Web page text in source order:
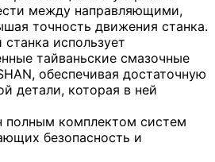
между направляющими,
точность движения станка.
использует
тайваньские смазочные
обеспечивая достаточную
детали, которая в ней
полным комплектом систем
безопасность и